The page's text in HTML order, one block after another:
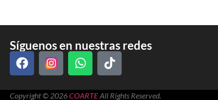
Síguenos en nuestras redes
Copyright © 2026COARTEAll Rights Reserved.